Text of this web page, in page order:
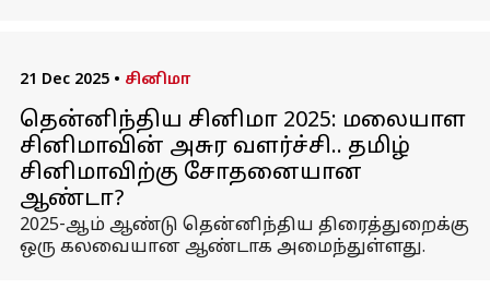
21 Dec 2025 • சினிமா
தென்னிந்திய சினிமா 2025: மலையாள
சினிமாவின் அசுர வளர்ச்சி.. தமிழ்
சினிமாவிற்கு சோதனையான
ஆண்டா?
2025-ஆம் ஆண்டு தென்னிந்திய திரைத்துறைக்கு
ஒரு கலவையான ஆண்டாக அமைந்துள்ளது.